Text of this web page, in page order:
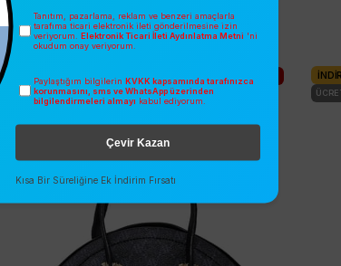
ÜCRETSIZ KARGO
SEZONSUZ
Tanıtım, pazarlama, reklam ve benzeri amaçlarla
tarafıma ticari elektronik ileti gönderilmesine izin
veriyorum. Elektronik Ticari İleti Aydınlatma Metni 'ni
okudum onay veriyorum.
Paylaştığım bilgilerin KVKK kapsamında tarafınızca
korunmasını, sms ve WhatsApp üzerinden
bilgilendirmeleri almayı kabul ediyorum.
Çevir Kazan
Kısa Bir Süreliğine Ek İndirim Fırsatı